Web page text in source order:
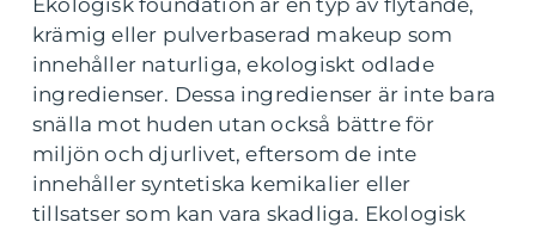
Ekologisk foundation är en typ av flytande,
krämig eller pulverbaserad makeup som
innehåller naturliga, ekologiskt odlade
ingredienser. Dessa ingredienser är inte bara
snälla mot huden utan också bättre för
miljön och djurlivet, eftersom de inte
innehåller syntetiska kemikalier eller
tillsatser som kan vara skadliga. Ekologisk